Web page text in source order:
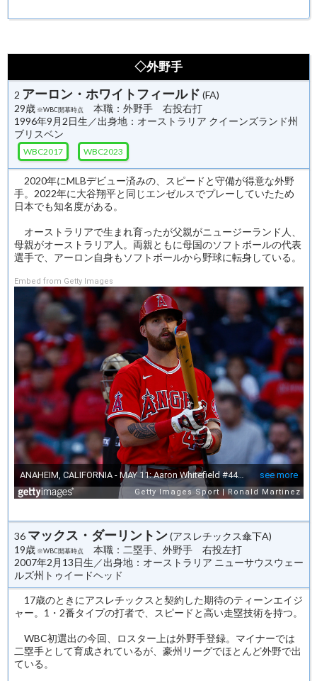
◇外野手
2 アーロン・ホワイトフィールド (FA)
29歳 ※WBC開幕時点
本職：外野手 右投右打
1996年9月2日生／出身地：オーストラリア クイーンズランド州
ブリスベン
WBC2017 WBC2023
2020年にMLBデビュー済みの、スピードと守備が得意な外野
手。2022年に大谷翔平と同じエンゼルスでプレーしていたため
日本でも知名度がある。
オーストラリアで生まれ育ったが父親がニュージーランド人、
母親がオーストラリア人。両親ともに母国のソフトボールの代表
選手で、アーロン自身もソフトボールから野球に転身している。
Embed from Getty Images
36 マックス・ダーリントン(アスレチックス傘下A)
19歳 ※WBC開幕時点
本職：二塁手、外野手 右投左打
2007年2月13日生／出身地：オーストラリア ニューサウスウェー
ルズ州トゥイードヘッド
17歳のときにアスレチックスと契約した期待のティーンエイジ
ャー。1・2番タイプの打者で、スピードと高い走塁技術を持つ。
WBC初選出の今回、ロスター上は外野手登録。マイナーでは
二塁手として育成されているが、豪州リーグでほとんど外野で出
ている。